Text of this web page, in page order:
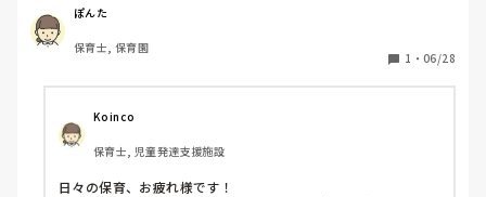
んな言葉言ったらいけません！」「なんて言ったー？」「あ
ー！！」などと言う保育士は多くいると思います。
い！」となるでしょうが、上手く言えない子どもたちに対し
て、「お友達と一緒に遊びたかったの？」「〇〇したかった
の？」など聞いてあげている自分は、どうなのかなと思うこ
とがあります。
ぽんた
保育士, 保育園
1 ・ 06/28
Koinco
保育士, 児童発達支援施設
日々の保育、お疲れ様です！